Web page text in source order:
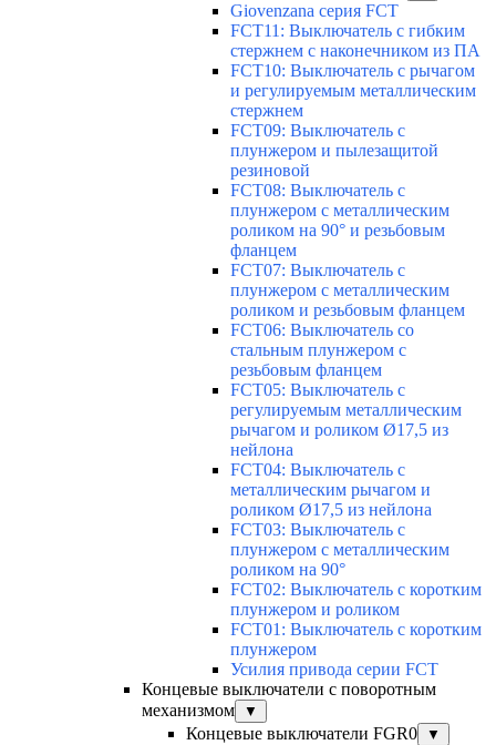
Giovenzana серия FCT
FCT11: Выключатель с гибким
стержнем с наконечником из ПА
FCT10: Выключатель с рычагом
и регулируемым металлическим
стержнем
FCT09: Выключатель с
плунжером и пылезащитой
резиновой
FCT08: Выключатель с
плунжером с металлическим
роликом на 90° и резьбовым
фланцем
FCT07: Выключатель с
плунжером с металлическим
роликом и резьбовым фланцем
FCT06: Выключатель со
стальным плунжером с
резьбовым фланцем
FCT05: Выключатель с
регулируемым металлическим
рычагом и роликом Ø17,5 из
нейлона
FCT04: Выключатель с
металлическим рычагом и
роликом Ø17,5 из нейлона
FCT03: Выключатель с
плунжером с металлическим
роликом на 90°
FCT02: Выключатель с коротким
плунжером и роликом
FCT01: Выключатель с коротким
плунжером
Усилия привода серии FCT
Концевые выключатели с поворотным
механизмом
▼
Концевые выключатели FGR0 ▼